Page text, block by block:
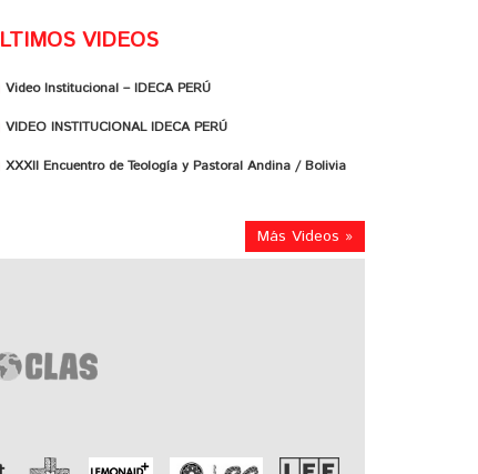
LTIMOS VIDEOS
Video Institucional – IDECA PERÚ
VIDEO INSTITUCIONAL IDECA PERÚ
XXXII Encuentro de Teología y Pastoral Andina / Bolivia
Más Videos »